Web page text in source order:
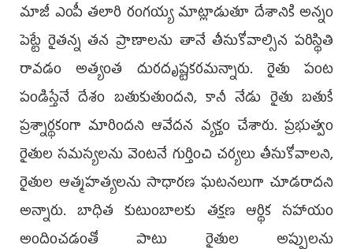
మాజీ ఎంపీ తలారి రంగయ్య మాట్లాడుతూ దేశానికి అన్నం
పెట్టే రైతన్న తన ప్రాణాలను తానే తీసుకోవాల్సిన పరిస్థితి
రావడం అత్యంత దురదృష్టకరమన్నారు. రైతు పంట
పండిస్తేనే దేశం బతుకుతుందని, కానీ నేడు రైతు బతుకే
ప్రశ్నార్థకంగా మారిందని ఆవేదన వ్యక్తం చేశారు. ప్రభుత్వం
రైతుల సమస్యలను వెంటనే గుర్తించి చర్యలు తీసుకోవాలని,
రైతుల ఆత్మహత్యలను సాధారణ ఘటనలుగా చూడరాదని
అన్నారు. బాధిత కుటుంబాలకు తక్షణ ఆర్థిక సహాయం
అందించడంతో పాటు రైతుల అప్పులను